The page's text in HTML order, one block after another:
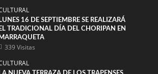
LUNES 16 DE SEPTIEMBRE SE REALIZARÁ
EL TRADICIONAL DÍA DEL CHORIPAN EN
MARRAQUETA
339 Visitas